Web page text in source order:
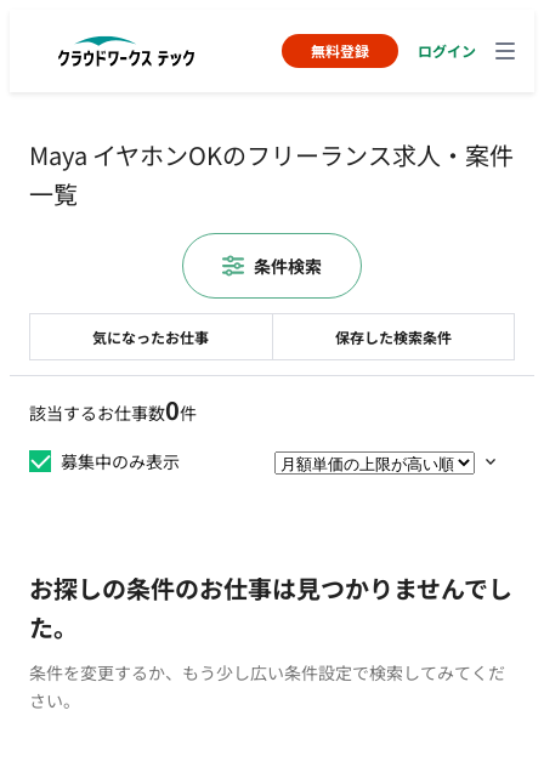
無料登録 ログイン
Maya イヤホンOKのフリーランス求人・案件
一覧
該当するお仕事数0件
募集中のみ表示
お探しの条件のお仕事は見つかりませんでし
た。
条件を変更するか、もう少し広い条件設定で検索してみてくだ
さい。
気になったお仕事 保存した検索条件
条件検索